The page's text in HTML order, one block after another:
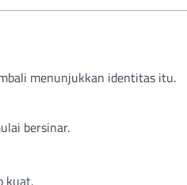
menunjukkan identitas itu.
bersinar.
kuat.